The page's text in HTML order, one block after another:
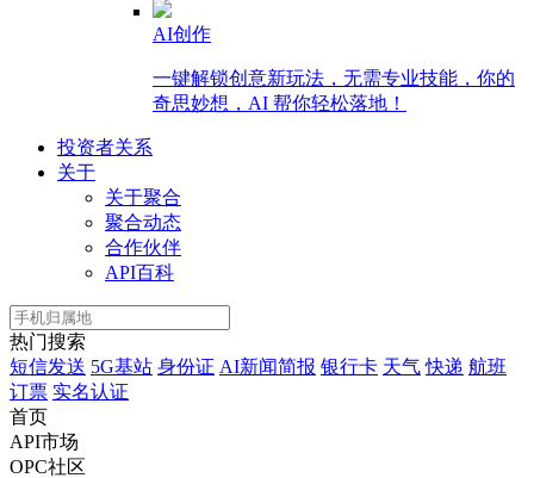
AI创作
一键解锁创意新玩法，无需专业技能，你的
奇思妙想，AI 帮你轻松落地！
投资者关系
关于
关于聚合
聚合动态
合作伙伴
API百科
热门搜索
短信发送 5G基站 身份证 AI新闻简报 银行卡 天气 快递 航班
订票 实名认证
首页
API市场
OPC社区